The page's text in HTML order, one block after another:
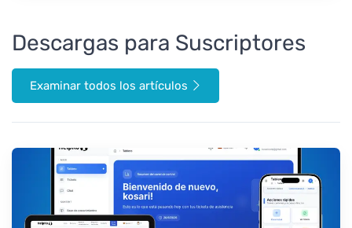
Descargas para Suscriptores
Examinar todos los artículos